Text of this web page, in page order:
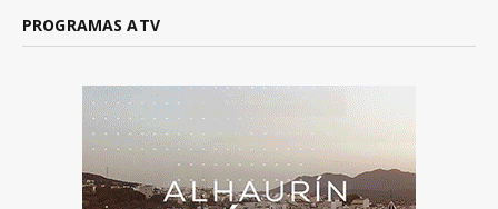
PROGRAMAS ATV